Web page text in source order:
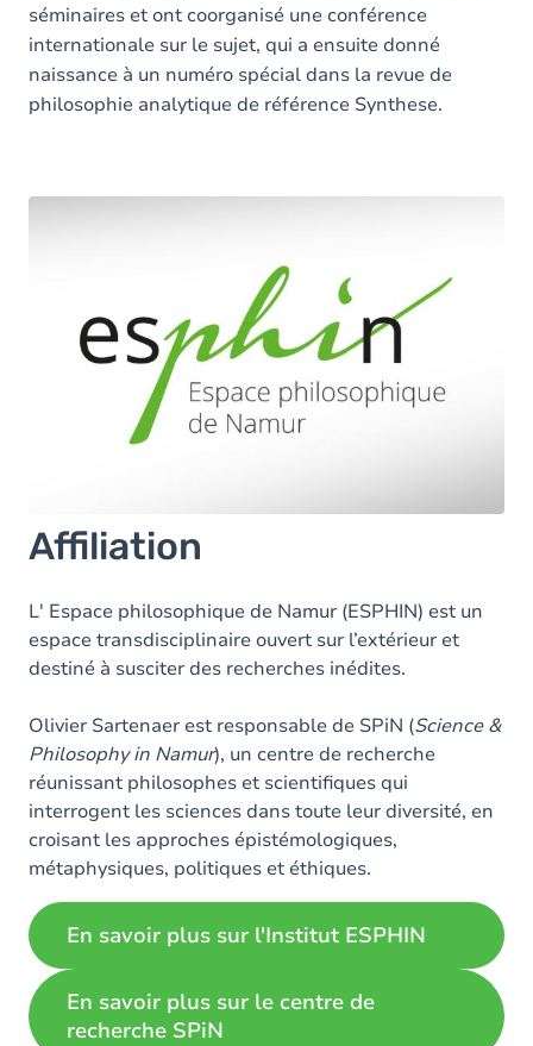
séminaires et ont coorganisé une conférence
internationale sur le sujet, qui a ensuite donné
naissance à un numéro spécial dans la revue de
philosophie analytique de référence Synthese.
Affiliation
L' Espace philosophique de Namur (ESPHIN) est un
espace transdisciplinaire ouvert sur l’extérieur et
destiné à susciter des recherches inédites.
Olivier Sartenaer est responsable de SPiN (Science &
Philosophy in Namur), un centre de recherche
réunissant philosophes et scientifiques qui
interrogent les sciences dans toute leur diversité, en
croisant les approches épistémologiques,
métaphysiques, politiques et éthiques.
En savoir plus sur l'Institut ESPHIN
En savoir plus sur le centre de
recherche SPiN